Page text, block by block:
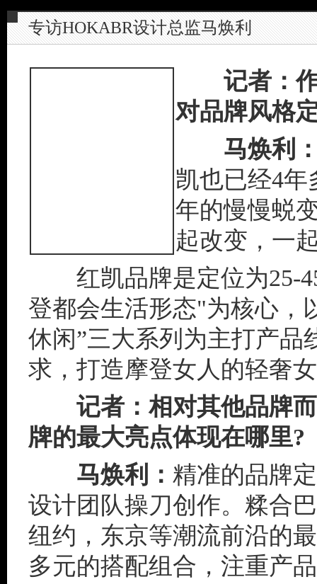
专访HOKABR设计总监马焕利
记者：
对品牌风格
马焕利
凯也已经4
年的慢慢蜕
起改变，一
红凯品牌是定位为25-
登都会生活形态"为核心，
休闲”三大系列为主打产品
求，打造摩登女人的轻奢
记者：相对其他品牌
牌的最大亮点体现在哪里?
马焕利： 精准的品牌
设计团队操刀创作。糅合
纽约，东京等潮流前沿的
多元的搭配组合，注重产